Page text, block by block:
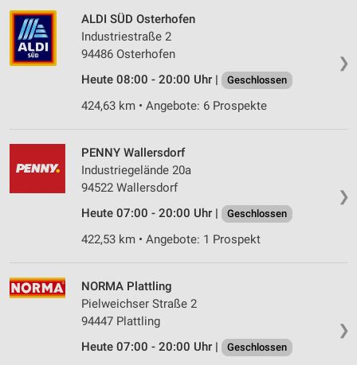
❯
ALDI SÜD Osterhofen
Industriestraße 2
94486 Osterhofen
Heute 08:00 - 20:00 Uhr |
Geschlossen
424,63 km • Angebote: 6 Prospekte
❯
PENNY Wallersdorf
Industriegelände 20a
94522 Wallersdorf
Heute 07:00 - 20:00 Uhr |
Geschlossen
422,53 km • Angebote: 1 Prospekt
❯
NORMA Plattling
Pielweichser Straße 2
94447 Plattling
Heute 07:00 - 20:00 Uhr |
Geschlossen